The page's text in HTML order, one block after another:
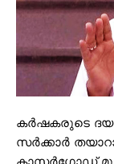
കർഷകരുടെ
സർക്കാർ